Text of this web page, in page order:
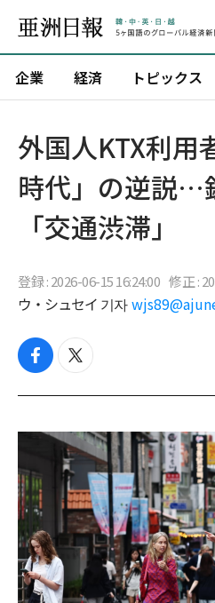
企業 経済 トピックス
外国人KTX利用
時代」の逆説…
「交通渋滞」
登録 : 2026-06-15 16:24:00 修正 :
ウ・シュセイ 기자
f
c
b
k
t
i
t
e